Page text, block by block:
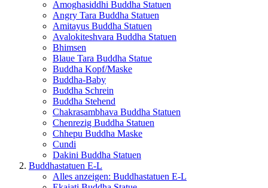
Amoghasiddhi Buddha Statuen
Angry Tara Buddha Statuen
Amitayus Buddha Statuen
Avalokiteshvara Buddha Statuen
Bhimsen
Blaue Tara Buddha Statue
Buddha Kopf/Maske
Buddha-Baby
Buddha Schrein
Buddha Stehend
Chakrasambhava Buddha Statuen
Chenrezig Buddha Statuen
Chhepu Buddha Maske
Cundi
Dakini Buddha Statuen
Buddhastatuen E-L
Alles anzeigen: Buddhastatuen E-L